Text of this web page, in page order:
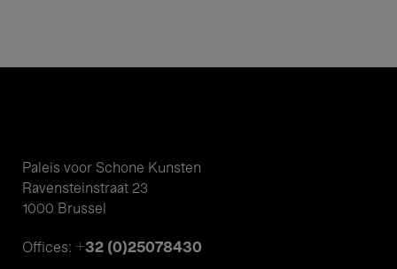
Paleis voor Schone Kunsten
Ravensteinstraat 23
1000 Brussel
Offices: +32 (0)25078430